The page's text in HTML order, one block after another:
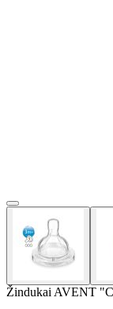
Žindukai AVENT